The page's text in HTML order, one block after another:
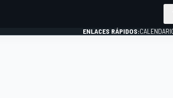
ENLACES RÁPIDOS: